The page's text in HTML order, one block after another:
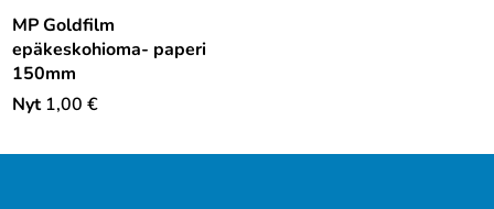
MP Goldfilm
epäkeskohioma- paperi
150mm
Nyt 1,00 €